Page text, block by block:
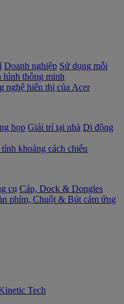
Doanh nghiệp Sử dụng mỗi
hình thông minh
nghệ hiển thị của Acer
họp Giải trí tại nhà Di động
khoảng cách chiếu
cụ Cáp, Dock & Dongles
phím, Chuột & Bút cảm ứng
Tech